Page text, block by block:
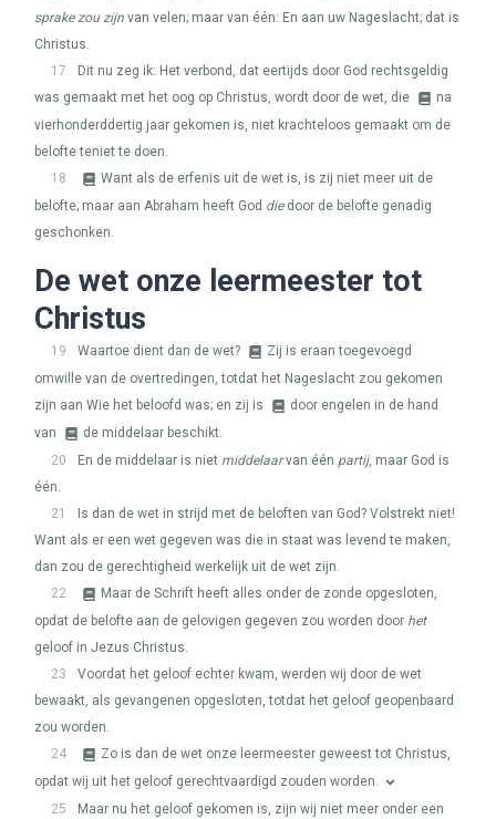
sprake zou zijn van velen; maar van één: En aan uw Nageslacht; dat is
Christus.
17
Dit nu zeg ik: Het verbond, dat eertijds door God rechtsgeldig
was gemaakt met het oog op Christus, wordt door de wet, die
na
vierhonderddertig jaar gekomen is, niet krachteloos gemaakt om de
belofte teniet te doen.
18
Want als de erfenis uit de wet is, is zij niet meer uit de
belofte; maar aan Abraham heeft God diedoor de belofte genadig
geschonken.
De wet onze leermeester tot
Christus
19 Waartoe dient dan de wet?
Zij is eraan toegevoegd
omwille van de overtredingen, totdat het Nageslacht zou gekomen
zijn aan Wie het beloofd was; en zij is
door engelen in de hand
van
de middelaar beschikt.
20
En de middelaar is niet middelaarvan één partij, maar God is
één.
21
Is dan de wet in strijd met de beloften van God? Volstrekt niet!
Want als er een wet gegeven was die in staat was levend te maken,
dan zou de gerechtigheid werkelijk uit de wet zijn.
22
Maar de Schrift heeft alles onder de zonde opgesloten,
opdat de belofte aan de gelovigen gegeven zou worden door het
geloof in Jezus Christus.
23
Voordat het geloof echter kwam, werden wij door de wet
bewaakt, als gevangenen opgesloten, totdat het geloof geopenbaard
zou worden.
24
Zo is dan de wet onze leermeester geweest tot Christus,
opdat wij uit het geloof gerechtvaardigd zouden worden.
25
Maar nu het geloof gekomen is, zijn wij niet meer onder een